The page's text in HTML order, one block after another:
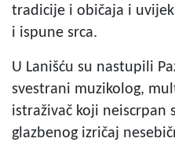
tradicije i običaja i
i ispune srca.
U Lanišću su nastupili
svestrani muzikolog,
istraživač koji neiscrpan
glazbenog izričaj